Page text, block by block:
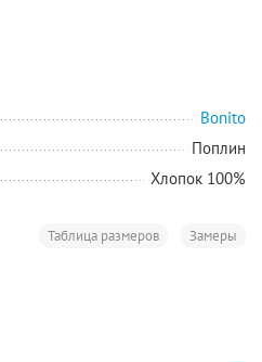
Bonito
Поплин
Хлопок 100%
Замеры
Таблица размеров